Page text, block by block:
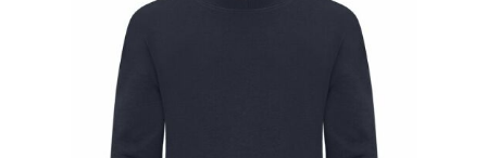
Sinterklaas
Verjaardagen
Voetbal, EK en WK